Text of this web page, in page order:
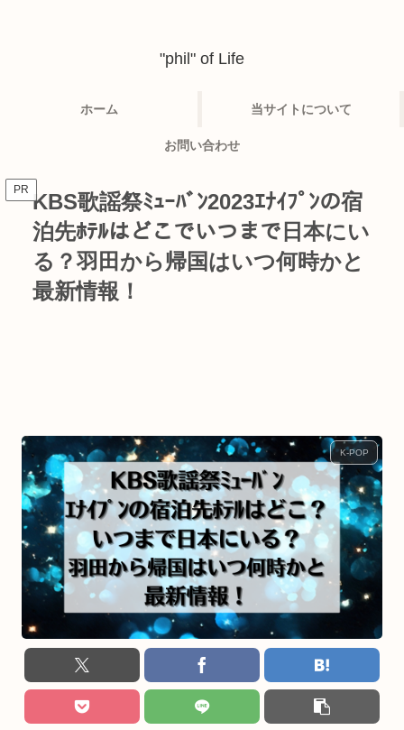
"phil" of Life
ホーム 当サイトについて
お問い合わせ
PR KBS歌謡祭ﾐｭｰﾊﾞﾝ2023ｴﾅｲﾌﾟﾝの宿
泊先ﾎﾃﾙはどこでいつまで日本にい
る？羽田から帰国はいつ何時かと
最新情報！
K-POP